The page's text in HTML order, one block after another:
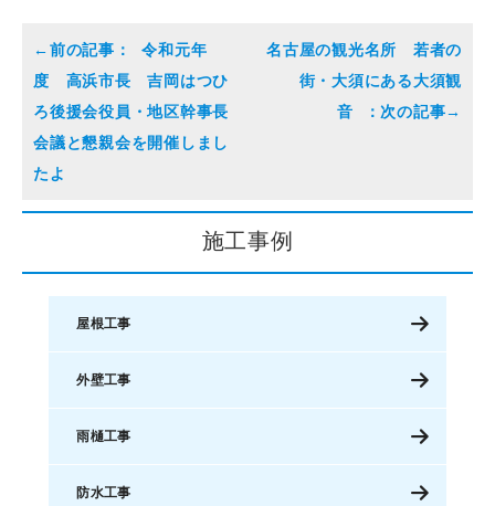
令和元年
度 高浜市長 吉岡はつひ
ろ後援会役員・地区幹事長
会議と懇親会を開催しまし
たよ
名古屋の観光名所 若者の
街・大須にある大須観
音
施工事例
屋根工事
外壁工事
雨樋工事
防水工事